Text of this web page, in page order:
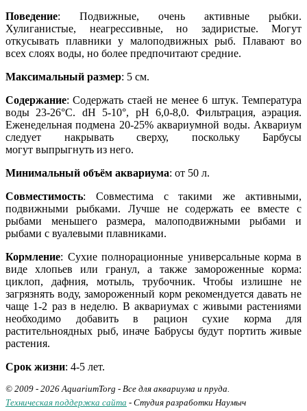
Поведение: Подвижные, очень активные рыбки.
Хулиганистые, неагрессивные, но задиристые. Могут
откусывать плавники у малоподвижных рыб. Плавают во
всех слоях воды, но более предпочитают средние.
Максимальный размер: 5 см.
Содержание: Содержать стаей не менее 6 штук. Температура
воды 23-26°С. dH 5-10°, рН 6,0-8,0. Фильтрация, аэрация.
Еженедельная подмена 20-25% аквариумной воды. Аквариум
следует накрывать сверху, поскольку Барбусы
могут выпрыгнуть из него.
Минимальный объём аквариума: от 50 л.
Совместимость: Совместима с такими же активными,
подвижными рыбками. Лучше не содержать ее вместе с
рыбами меньшего размера, малоподвижными рыбами и
рыбами с вуалевыми плавниками.
Кормление: Сухие полнорационные универсальные корма в
виде хлопьев или гранул, а также замороженные корма:
циклоп, дафния, мотыль, трубочник. Чтобы излишне не
загрязнять воду, замороженный корм рекомендуется давать не
чаще 1-2 раз в неделю. В аквариумах с живыми растениями
необходимо добавить в рацион сухие корма для
растительноядных рыб, иначе Бабрусы будут портить живые
растения.
Срок жизни: 4-5 лет.
© 2009 - 2026 AquariumTorg - Все для аквариума и пруда.
Техническая поддержка сайта - Студия разработки Наумыч